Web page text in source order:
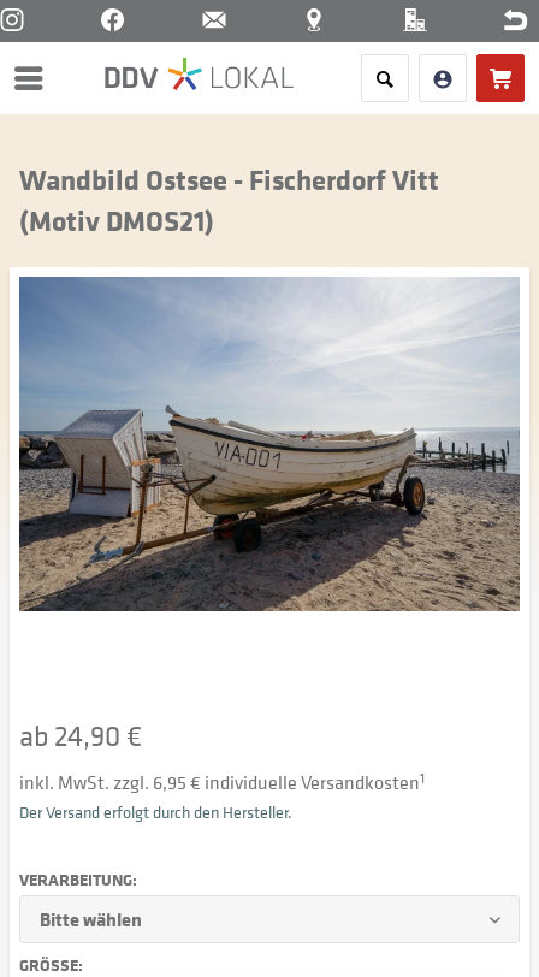
Menü
Wandbild Ostsee - Fischerdorf Vitt
(Motiv DMOS21)
ab 24,90 €
inkl. MwSt. zzgl. 6,95 € individuelle Versandkosten1
Der Versand erfolgt durch den Hersteller.
VERARBEITUNG:
GRÖSSE: